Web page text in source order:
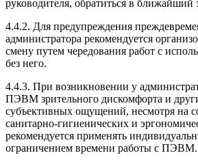
руководителя, обратиться в ближайший
4.4.2. Для предупреждения
администратора рекомендуется
смену путем чередования работ с
без него.
4.4.3. При возникновении у
ПЭВМ зрительного дискомфорта и
субъективных ощущений, несмотря на
санитарно-гигиенических и
рекомендуется применять
ограничением времени работы с ПЭВМ.